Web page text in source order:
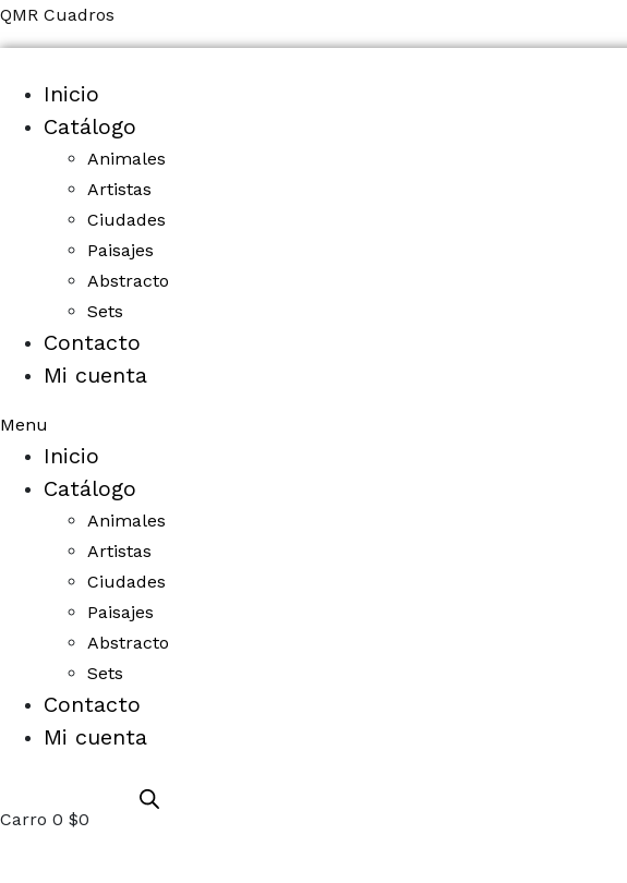
QMR Cuadros
Inicio
Catálogo
Animales
Artistas
Ciudades
Paisajes
Abstracto
Sets
Contacto
Mi cuenta
Menu
Inicio
Catálogo
Animales
Artistas
Ciudades
Paisajes
Abstracto
Sets
Contacto
Mi cuenta
Carro 0 $0